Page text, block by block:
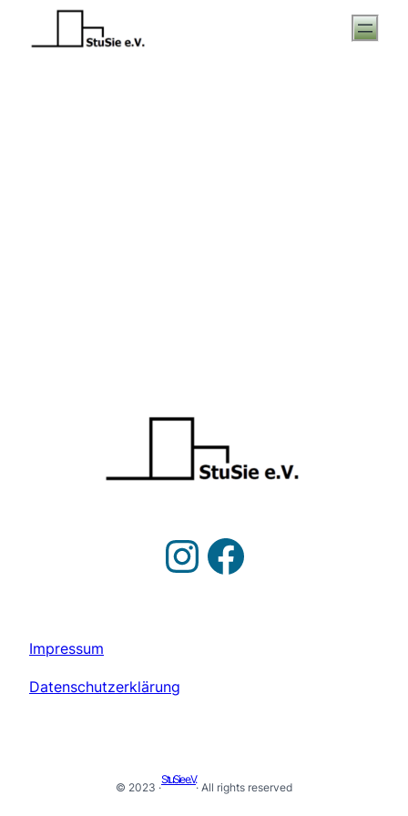
Impressum
Datenschutzerklärung
© 2023 ·
StuSie e.V.
· All rights reserved